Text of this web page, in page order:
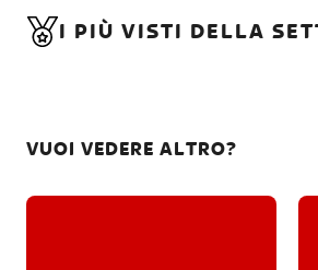
I PIÙ VISTI DELLA
VUOI VEDERE ALTRO?